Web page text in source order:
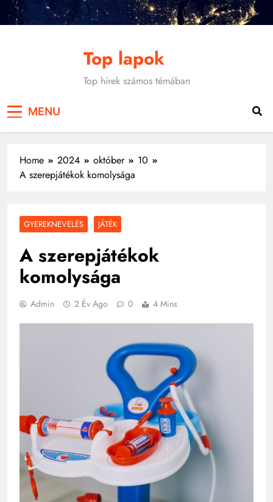
Skip
Top lapok
Top hírek számos témában
MENU
Home 2024 október
10
A szerepjátékok komolysága
GYEREKNEVELÉS JÁTÉK
A szerepjátékok
komolysága
Admin 2 Év Ago 0 4 Mins